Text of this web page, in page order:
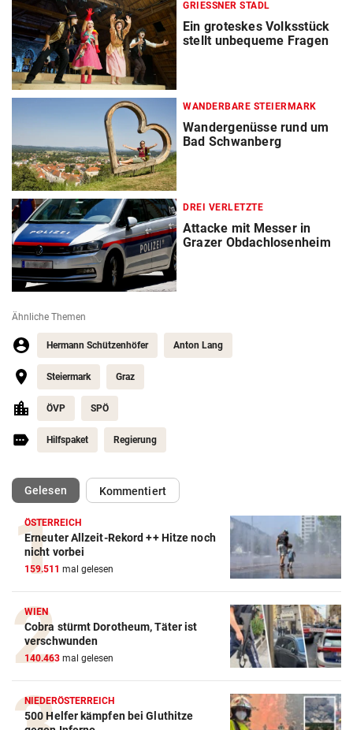
GRIESSNER STADL
Ein groteskes Volksstück
stellt unbequeme Fragen
WANDERBARE STEIERMARK
Wandergenüsse rund um
Bad Schwanberg
DREI VERLETZTE
Attacke mit Messer in
Grazer Obdachlosenheim
Ähnliche Themen
Hermann Schützenhöfer Anton Lang
Steiermark Graz
ÖVP SPÖ
Hilfspaket Regierung
Gelesen(ausgewählt)Kommentiert
ÖSTERREICH
Erneuter Allzeit-Rekord ++ Hitze noch
nicht vorbei
159.511 mal gelesen
WIEN
Cobra stürmt Dorotheum, Täter ist
verschwunden
140.463 mal gelesen
NIEDERÖSTERREICH
500 Helfer kämpfen bei Gluthitze